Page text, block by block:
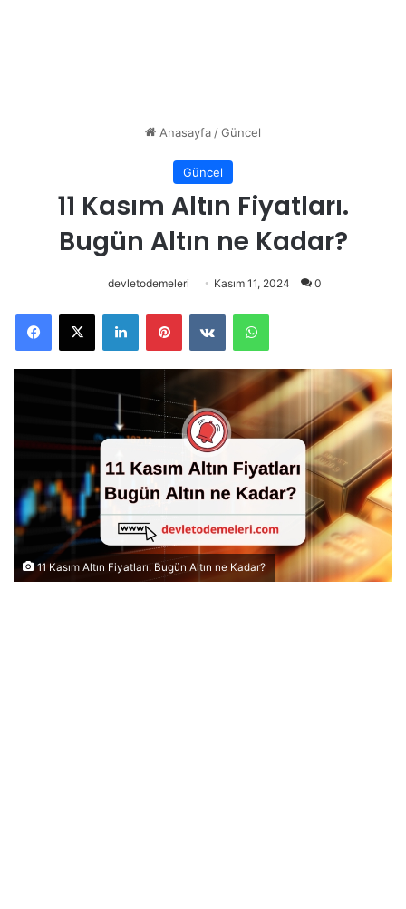
Anasayfa/Güncel
Güncel
11 Kasım Altın Fiyatları.
Bugün Altın ne Kadar?
devletodemeleri Kasım 11, 2024 0
11 Kasım Altın Fiyatları. Bugün Altın ne Kadar?